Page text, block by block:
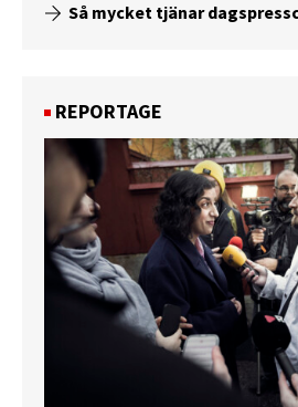
Så mycket tjänar
REPORTAGE